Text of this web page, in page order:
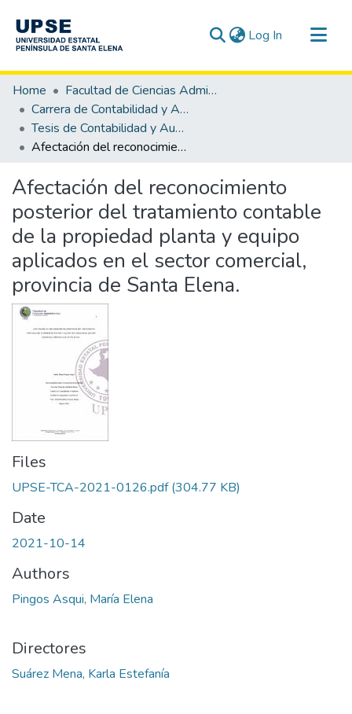
Log In (current)
Communities & Collections
All of DSpace
Statistics
Home
Facultad de Ciencias Administrativas
Carrera de Contabilidad y Auditoría
Tesis de Contabilidad y Auditoría
Afectación del reconocimiento posterior del tratamiento contable de la propiedad planta y equipo aplicados en el sector comercial, provincia de Santa Elena.
Afectación del reconocimiento
posterior del tratamiento contable
de la propiedad planta y equipo
aplicados en el sector comercial,
provincia de Santa Elena.
Files
UPSE-TCA-2021-0126.pdf(304.77 KB)
Date
2021-10-14
Authors
Pingos Asqui, María Elena
Directores
Suárez Mena, Karla Estefanía